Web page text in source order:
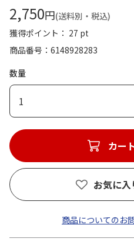
2,750円(送料別・税込)
獲得ポイント： 27 pt
商品番号
6148928283
数量
1
カー
お気に
商品についてのお